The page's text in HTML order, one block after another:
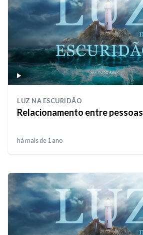
LUZ NA ESCURIDÃO
Relacionamento entre pessoas
há mais de 1 ano